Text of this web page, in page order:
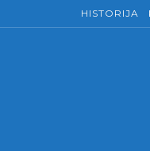
HISTORIJA